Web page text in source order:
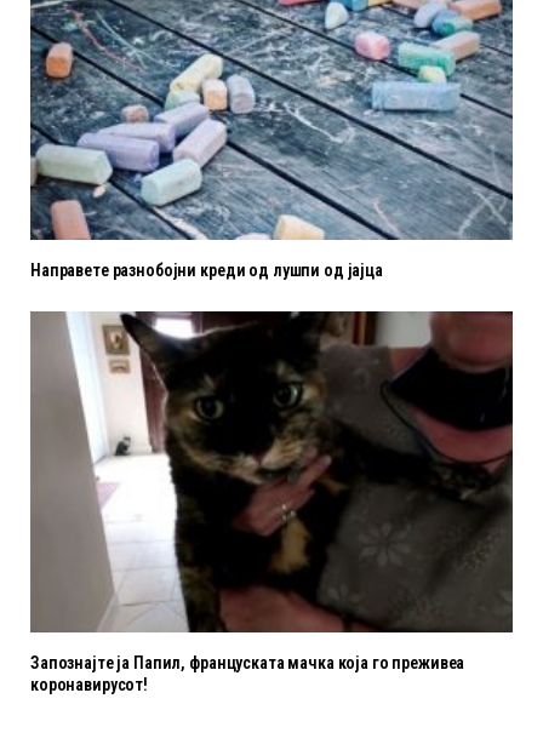
Направете разнобојни креди од лушпи од јајца
Запознајте ја Папил, француската мачка која го преживеа
коронавирусот!